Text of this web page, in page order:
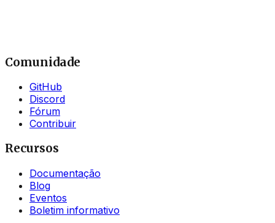
Comunidade
GitHub
Discord
Fórum
Contribuir
Recursos
Documentação
Blog
Eventos
Boletim informativo